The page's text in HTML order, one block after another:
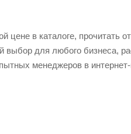
цене в каталоге, прочитать
выбор для любого бизнеса,
менеджеров в